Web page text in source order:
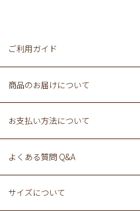
ご利用ガイド
商品のお届けについて
お支払い方法について
よくある質問 Q&A
サイズについて